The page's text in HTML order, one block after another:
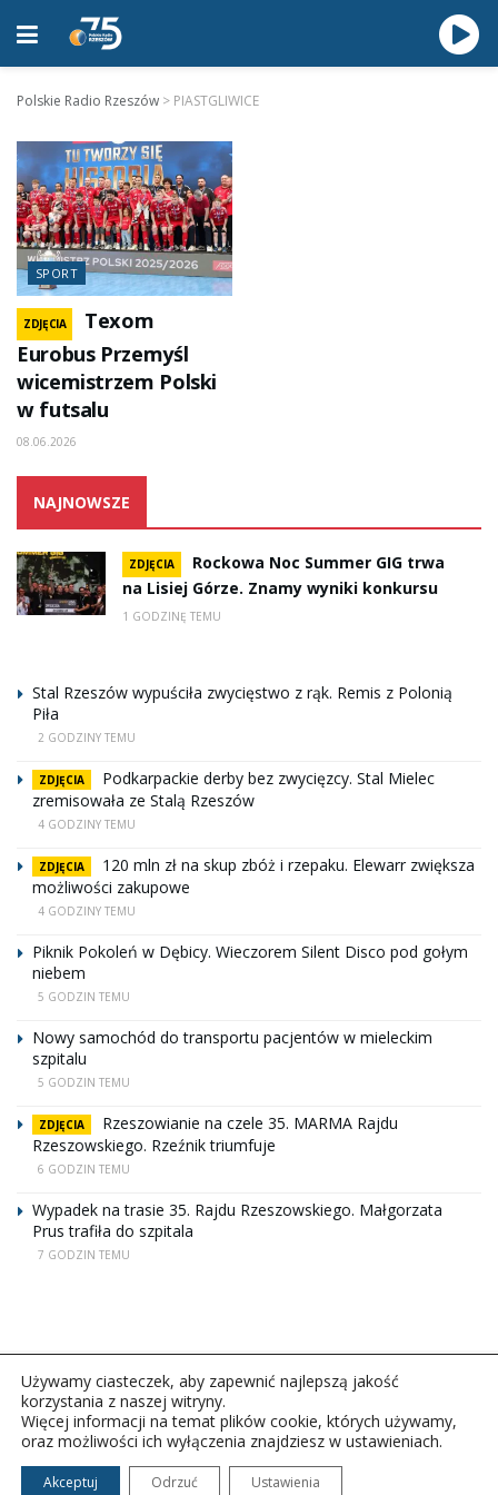
Polskie Radio Rzeszów > PIASTGLIWICE
SPORT
ZDJĘCIA
Texom
Eurobus Przemyśl
wicemistrzem Polski
w futsalu
08.06.2026
NAJNOWSZE
ZDJĘCIA
Rockowa Noc Summer GIG trwa
na Lisiej Górze. Znamy wyniki konkursu
1 GODZINĘ TEMU
Stal Rzeszów wypuściła zwycięstwo z rąk. Remis z Polonią
Piła
2 GODZINY TEMU
ZDJĘCIA
Podkarpackie derby bez zwycięzcy. Stal Mielec
zremisowała ze Stalą Rzeszów
4 GODZINY TEMU
ZDJĘCIA
120 mln zł na skup zbóż i rzepaku. Elewarr zwiększa
możliwości zakupowe
4 GODZINY TEMU
Piknik Pokoleń w Dębicy. Wieczorem Silent Disco pod gołym
niebem
5 GODZIN TEMU
Nowy samochód do transportu pacjentów w mieleckim
szpitalu
5 GODZIN TEMU
ZDJĘCIA
Rzeszowianie na czele 35. MARMA Rajdu
Rzeszowskiego. Rzeźnik triumfuje
6 GODZIN TEMU
Wypadek na trasie 35. Rajdu Rzeszowskiego. Małgorzata
Prus trafiła do szpitala
7 GODZIN TEMU
Copyright © 2026Polskie Radio Rzeszów S.A. w likwidacj.
Wszelkie prawa zastrzeżone.
Używamy ciasteczek, aby zapewnić najlepszą jakość
korzystania z naszej witryny.
Więcej informacji na temat plików cookie, których używamy,
oraz możliwości ich wyłączenia znajdziesz w ustawieniach.
Akceptuj Odrzuć Ustawienia